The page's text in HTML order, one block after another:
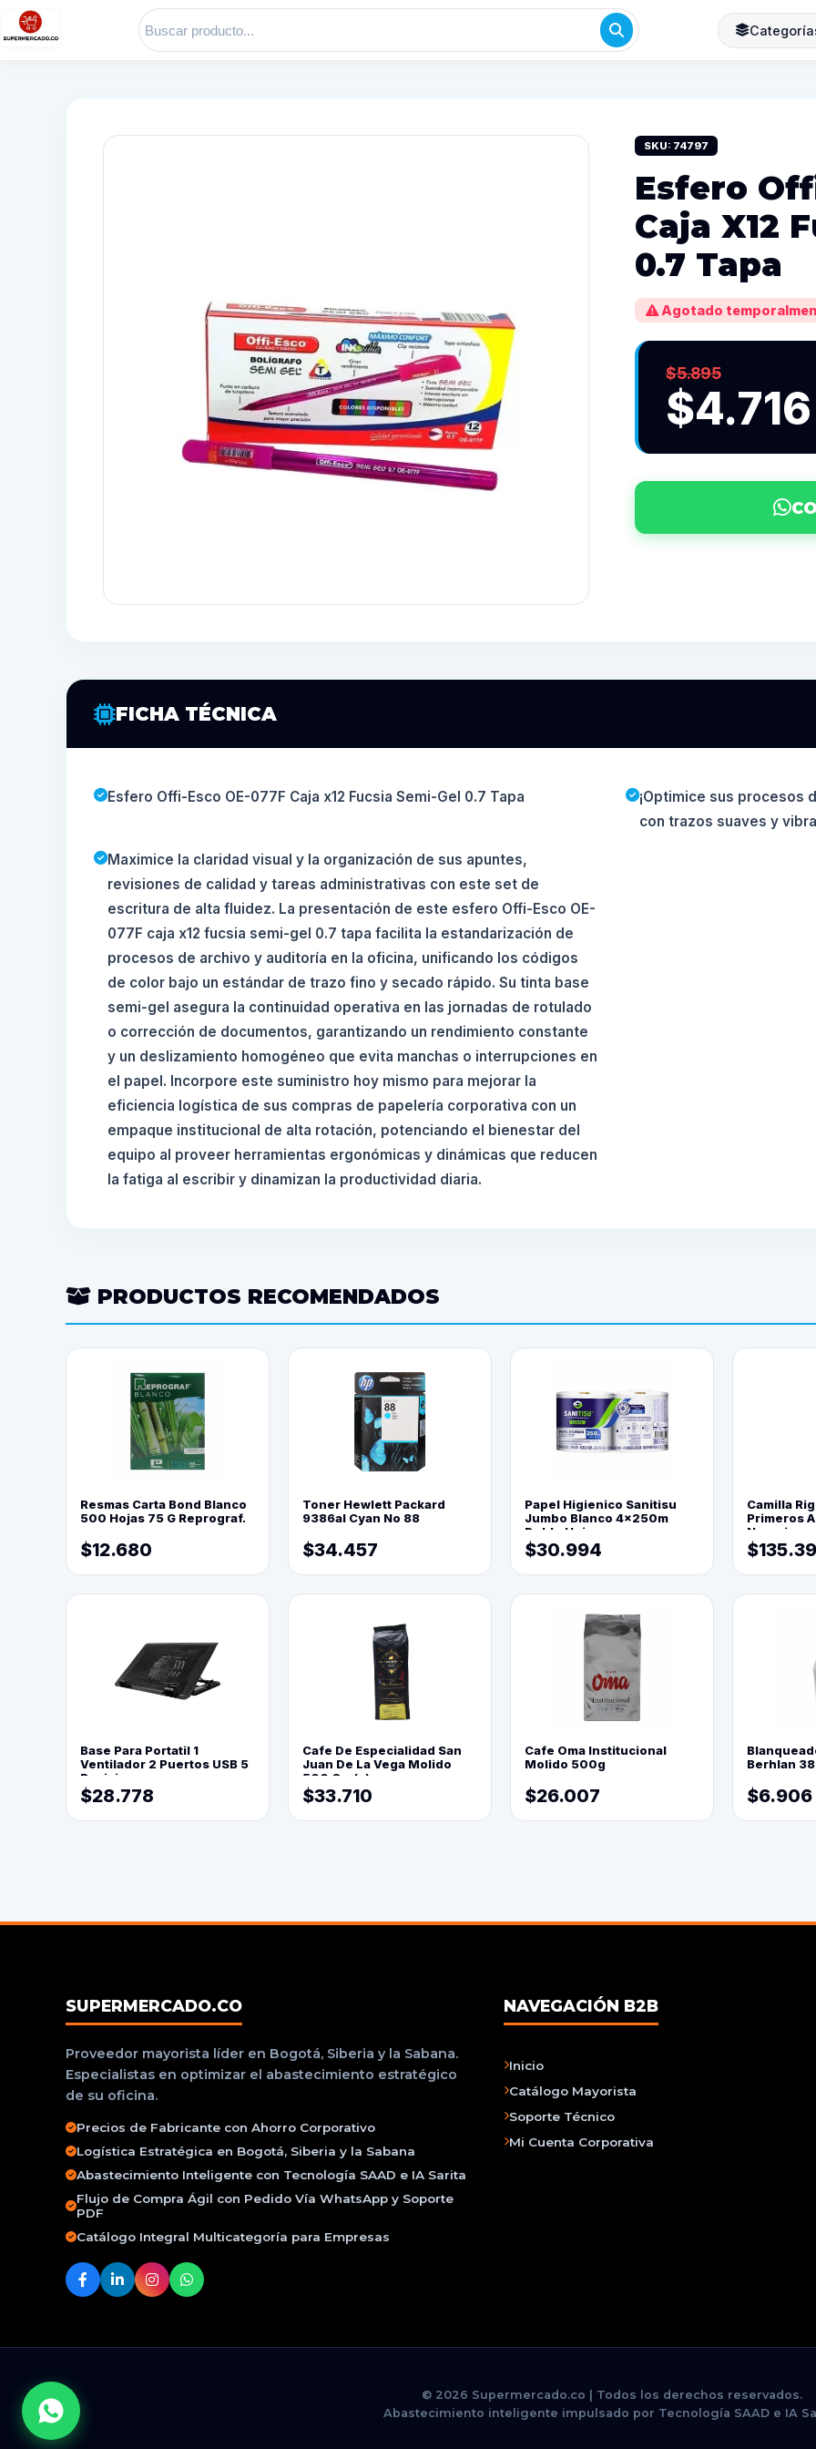
SKU: 74797
Esfero
Caja X12
0.7 Tapa
Agotado
$5.895
$4.716
FICHA TÉCNICA
Esfero Offi-Esco OE-077F Caja x12 Fucsia Semi-Gel 0.7 Tapa
¡Optimice sus procesos
con trazos suaves y
Maximice la claridad visual y la organización de sus apuntes,
revisiones de calidad y tareas administrativas con este set de
escritura de alta fluidez. La presentación de este esfero Offi-Esco OE-
077F caja x12 fucsia semi-gel 0.7 tapa facilita la estandarización de
procesos de archivo y auditoría en la oficina, unificando los códigos
de color bajo un estándar de trazo fino y secado rápido. Su tinta base
semi-gel asegura la continuidad operativa en las jornadas de rotulado
o corrección de documentos, garantizando un rendimiento constante
y un deslizamiento homogéneo que evita manchas o interrupciones en
el papel. Incorpore este suministro hoy mismo para mejorar la
eficiencia logística de sus compras de papelería corporativa con un
empaque institucional de alta rotación, potenciando el bienestar del
equipo al proveer herramientas ergonómicas y dinámicas que reducen
la fatiga al escribir y dinamizan la productividad diaria.
PRODUCTOS RECOMENDADOS
Resmas Carta Bond Blanco
500 Hojas 75 G Reprograf.
$12.680
Toner Hewlett Packard
9386al Cyan No 88
$34.457
Papel Higienico Sanitisu
Jumbo Blanco 4x250m
Doble Hoja
$30.994
Camilla
Primeros
Naranja
Base Para Portatil 1
Ventilador 2 Puertos USB 5
Posiciones
$28.778
Cafe De Especialidad San
Juan De La Vega Molido
500 Grs(=)
$33.710
Cafe Oma Institucional
Molido 500g
$26.007
Berhlan
$6.906
SUPERMERCADO.CO
Proveedor mayorista líder en Bogotá, Siberia y la Sabana.
Especialistas en optimizar el abastecimiento estratégico
de su oficina.
Precios de Fabricante con Ahorro Corporativo
Logística Estratégica en Bogotá, Siberia y la Sabana
Abastecimiento Inteligente con Tecnología SAAD e IA Sarita
Flujo de Compra Ágil con Pedido Vía WhatsApp y Soporte
PDF
Catálogo Integral Multicategoría para Empresas
NAVEGACIÓN B2B
Inicio
Catálogo Mayorista
Soporte Técnico
Mi Cuenta Corporativa
© 2026 Supermercado.co | Todos los derechos reservados.
Abastecimiento inteligente impulsado por Tecnología SAAD e IA